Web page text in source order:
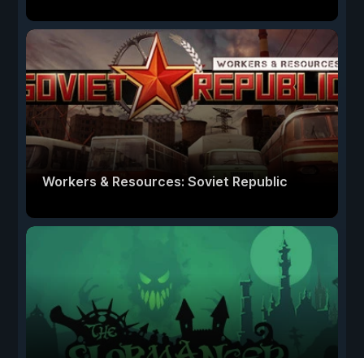
Workers & Resources: Soviet Republic